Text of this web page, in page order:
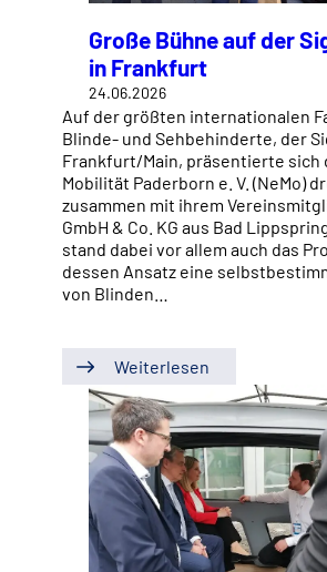
Große Bühne auf der
in Frankfurt
24.06.2026
Auf der größten internationalen
Blinde- und Sehbehinderte, der
Frankfurt/Main, präsentierte sich
Mobilität Paderborn e. V. (NeMo)
zusammen mit ihrem
GmbH & Co. KG aus Bad
stand dabei vor allem auch das
dessen Ansatz eine
von Blinden…
Weiterlesen